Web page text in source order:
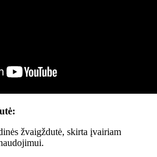
žvaigždutė, skirta įvairiam